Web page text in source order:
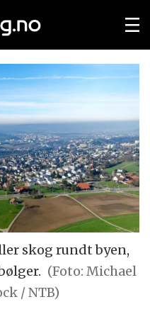
skog rundt byen,
(Foto: Michael
/ NTB)